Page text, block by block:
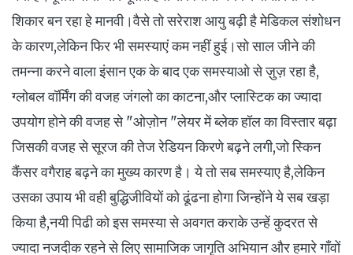
शिकार बन रहा हे मानवी।वैसे तो सरेराश आयु बढ़ी है मेडिकल संशोधन
के कारण,लेकिन फिर भी समस्याएं कम नहीं हुई।सो साल जीने की
तमन्ना करने वाला इंसान एक के बाद एक समस्याओ से ज़ुज़ रहा है,
ग्लोबल वॉर्मिंग की वजह जंगलो का काटना,और प्लास्टिक का ज्यादा
उपयोग होने की वजह से "ओज़ोन "लेयर में ब्लेक हॉल का विस्तार बढ़ा
जिसकी वजह से सूरज की तेज रेडियन किरणे बढ़ने लगी,जो स्किन
कैंसर वगैराह बढ़ने का मुख्य कारण है। ये तो सब समस्याए है,लेकिन
उसका उपाय भी वही बुद्धिजीवियों को ढूंढना होगा जिन्होंने ये सब खड़ा
किया है,नयी पिढी को इस समस्या से अवगत कराके उन्हें कुदरत से
ज्यादा नजदीक रहने से लिए सामाजिक जागृति अभियान और हमारे गाँवों